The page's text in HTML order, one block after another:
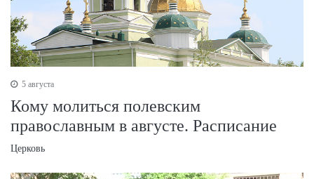
5 августа
Кому молиться полевским
православным в августе. Расписание
Церковь